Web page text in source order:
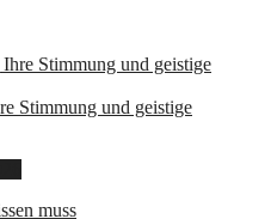
Stimmung und geistige